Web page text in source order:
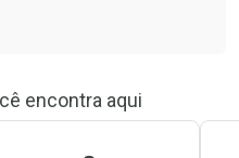
encontra aqui